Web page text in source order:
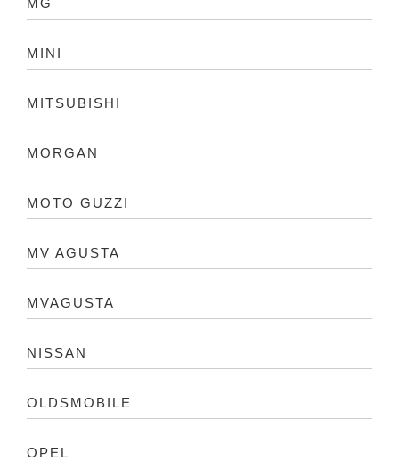
MG
MINI
MITSUBISHI
MORGAN
MOTO GUZZI
MV AGUSTA
MVAGUSTA
NISSAN
OLDSMOBILE
OPEL